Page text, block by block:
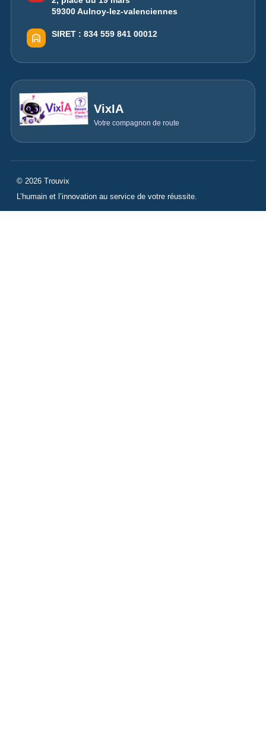
59300 Aulnoy-lez-valenciennes
SIRET : 834 559 841 00012
VixIA
Votre compagnon de route
© 2026 Trouvix
L’humain et l’innovation au service de votre réussite.